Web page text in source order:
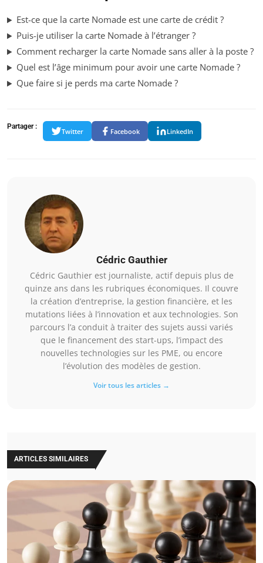
Est-ce que la carte Nomade est une carte de crédit ?
Puis-je utiliser la carte Nomade à l’étranger ?
Comment recharger la carte Nomade sans aller à la poste ?
Quel est l’âge minimum pour avoir une carte Nomade ?
Que faire si je perds ma carte Nomade ?
Partager :
Twitter Facebook LinkedIn
Cédric Gauthier
Cédric Gauthier est journaliste, actif depuis plus de
quinze ans dans les rubriques économiques. Il couvre
la création d’entreprise, la gestion financière, et les
mutations liées à l’innovation et aux technologies. Son
parcours l’a conduit à traiter des sujets aussi variés
que le financement des start-ups, l’impact des
nouvelles technologies sur les PME, ou encore
l’évolution des modèles de gestion.
Voir tous les articles →
ARTICLES SIMILAIRES